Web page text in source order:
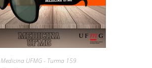
Medicina UFMG - Turma 159